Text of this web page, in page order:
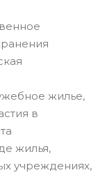
жилье,
в
жилья,
учреждениях,